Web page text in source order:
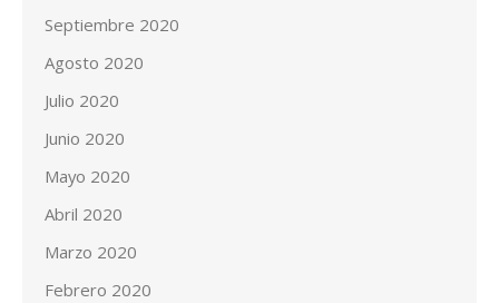
Septiembre 2020
Agosto 2020
Julio 2020
Junio 2020
Mayo 2020
Abril 2020
Marzo 2020
Febrero 2020